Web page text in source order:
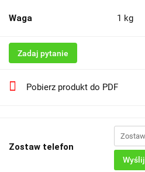
Waga 1 kg
Zadaj pytanie
Pobierz produkt do PDF
Zostaw telefon
Wyślij